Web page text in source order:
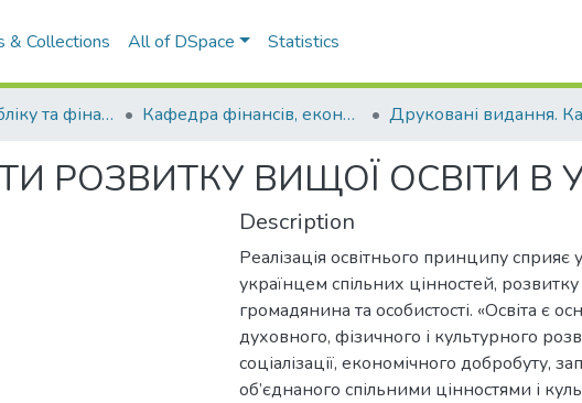
& Collections All of DSpace Statistics
Факультет обліку та фінансів Кафедра фінансів, економічних досліджень і туризму
РОЗВИТКУ ВИЩОЇ ОСВІТИ В
Description
Реалізація освітнього принципу
українцем спільних цінностей, розвитку
громадянина та особистості. «Освіта є
духовного, фізичного і культурного
соціалізації, економічного добробуту,
об’єднаного спільними цінностями і